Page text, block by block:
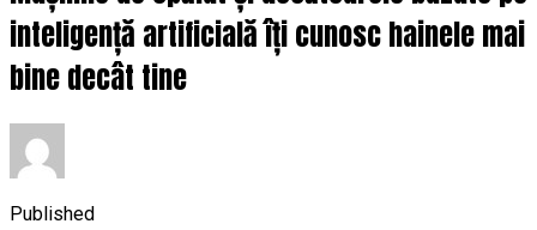
inteligență artificială îți cunosc hainele mai
bine decât tine
Published